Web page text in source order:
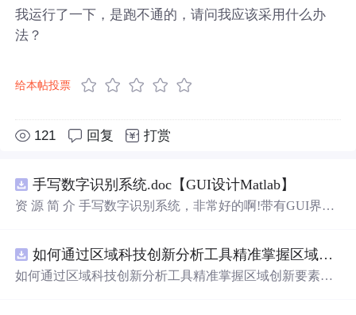
我运行了一下，是跑不通的，请问我应该采用什么办
法？
给本帖投票
121 回复 打赏
手写数字识别系统.doc【GUI设计Matlab】
资 源 简 介 手写数字识别系统，非常好的啊!带有GUI界
带有直观的图形用户界面（GUI），非常容易使用。你只
需要将手写数字输入系统，它将立即给出准确的识别结
如何通过区域科技创新分析工具精准掌握区域创新要素分布与产业链融合现状？.docx
如何通过区域科技创新分析工具精准掌握区域创新要素分